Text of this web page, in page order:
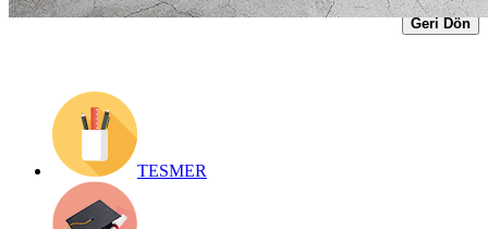
Geri Dön
TESMER